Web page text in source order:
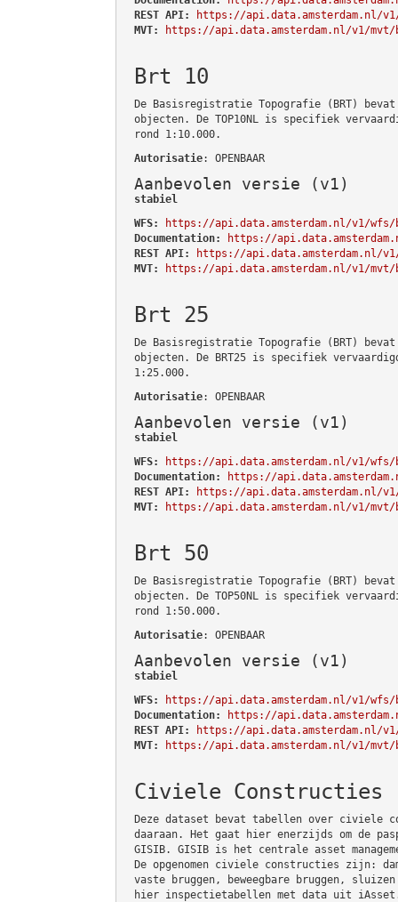
REST API:
https://api.data.amsterdam.nl/
MVT:
https://api.data.amsterdam.nl/v1/mvt/
Brt 10
De Basisregistratie Topografie (BRT)
objecten. De TOP10NL is specifiek
rond 1:10.000.
Autorisatie: OPENBAAR
Aanbevolen versie (v1)
stabiel
WFS:
https://api.data.amsterdam.nl/v1/wfs/
Documentation:
https://
REST API:
https://api.data.amsterdam.nl/
MVT:
https://api.data.amsterdam.nl/v1/mvt/
Brt 25
De Basisregistratie Topografie (BRT)
objecten. De BRT25 is specifiek
1:25.000.
Autorisatie: OPENBAAR
Aanbevolen versie (v1)
stabiel
WFS:
https://api.data.amsterdam.nl/v1/wfs/
Documentation:
https://
REST API:
https://api.data.amsterdam.nl/
MVT:
https://api.data.amsterdam.nl/v1/mvt/
Brt 50
De Basisregistratie Topografie (BRT)
objecten. De TOP50NL is specifiek
rond 1:50.000.
Autorisatie: OPENBAAR
Aanbevolen versie (v1)
stabiel
WFS:
https://api.data.amsterdam.nl/v1/wfs/
Documentation:
https://
REST API:
https://api.data.amsterdam.nl/
MVT:
https://api.data.amsterdam.nl/v1/mvt/
Civiele Constructies
Deze dataset bevat tabellen over civiele
daaraan. Het gaat hier enerzijds om de
GISIB. GISIB is het centrale asset
De opgenomen civiele constructies zijn:
vaste bruggen, beweegbare bruggen,
hier inspectietabellen met data uit